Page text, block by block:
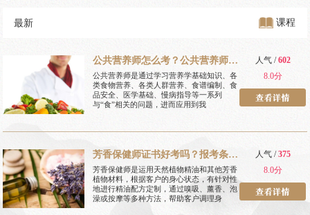
最新 课程
公共营养师怎么考？公共营养师报
考条件？
公共营养师是通过学习营养学基础知识、各
类食物营养、各类人群营养、食谱编制、食
品安全、医学基础、慢病指导等一系列
与“食”相关的问题，进而应用到我
人气 /602
8.0分
芳香保健师证书好考吗？报考条件
是什么？
芳香保健师是运用天然植物精油和其他芳香
植物材料，根据客户的身心状态，有针对性
地进行精油配方定制，通过嗅吸、薰香、泡
澡或按摩等多种方法，帮助客户调理身
人气 /375
8.0分